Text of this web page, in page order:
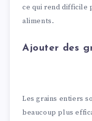
ce qui rend difficile
aliments.
Ajouter des
Les grains entiers
beaucoup plus